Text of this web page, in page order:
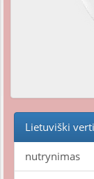
Lietuviški
nutrynimas